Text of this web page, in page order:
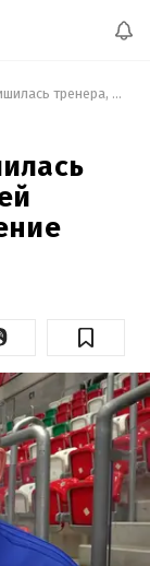
Сборная Украины лишилась тренера, принесшего ей историческое достижение